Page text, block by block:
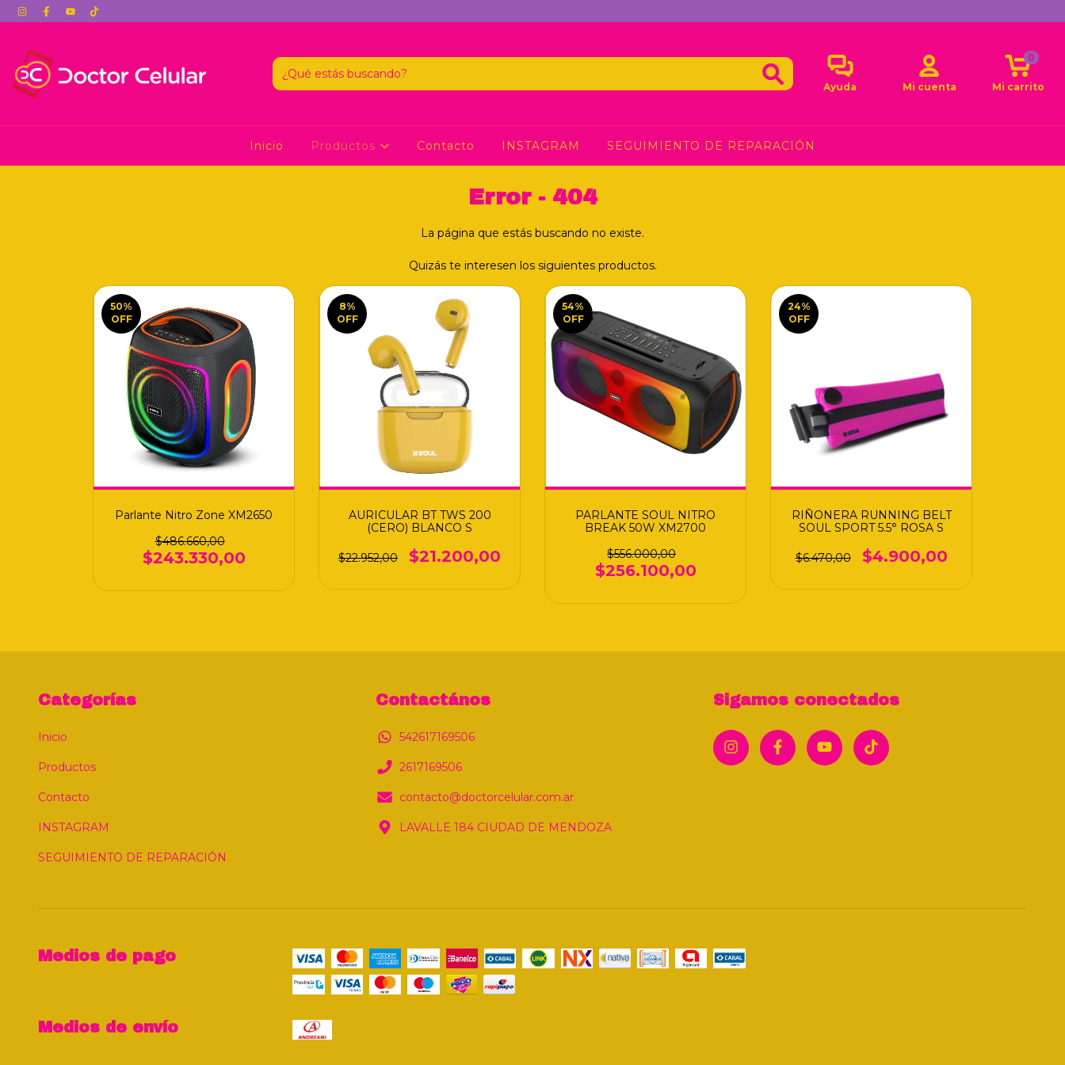
Ayuda Mi cuenta Mi carrito
0
Inicio Productos Contacto INSTAGRAM SEGUIMIENTO DE REPARACIÓN
Error - 404
La página que estás buscando no existe.
Quizás te interesen los siguientes productos.
50%
OFF
Parlante Nitro Zone XM2650
$486.660,00
$243.330,00
8%
OFF
AURICULAR BT TWS 200
(CERO) BLANCO S
$22.952,00 $21.200,00
54%
OFF
PARLANTE SOUL NITRO
BREAK 50W XM2700
$556.000,00
$256.100,00
24%
OFF
RIÑONERA RUNNING BELT
SOUL SPORT 5.5° ROSA S
$6.470,00 $4.900,00
Categorías
Inicio
Productos
Contacto
INSTAGRAM
SEGUIMIENTO DE REPARACIÓN
Contactános
542617169506
2617169506
contacto@doctorcelular.com.ar
LAVALLE 184 CIUDAD DE MENDOZA
Sigamos conectados
Medios de pago
Medios de envío